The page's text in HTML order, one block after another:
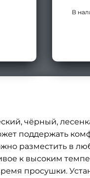
В
чёрный,
поддержать
разместить в
к высоким
просушки.